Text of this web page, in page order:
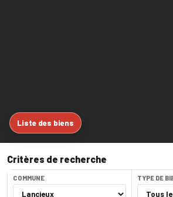
Critères de recherche
COMMUNE TYPE DE
Liste des biens